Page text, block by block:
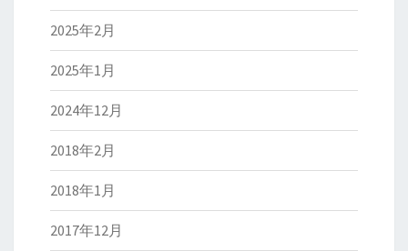
2025年2月
2025年1月
2024年12月
2018年2月
2018年1月
2017年12月